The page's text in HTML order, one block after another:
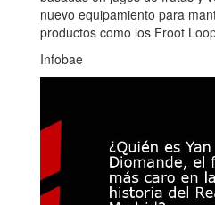
nuevo equipamiento para
productos como los Froot
Infobae